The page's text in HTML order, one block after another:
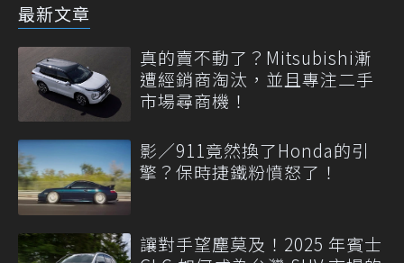
最新文章
真的賣不動了？Mitsubishi漸
遭經銷商淘汰，並且專注二手
市場尋商機！
影／911竟然換了Honda的引
擎？保時捷鐵粉憤怒了！
讓對手望塵莫及！2025 年賓士